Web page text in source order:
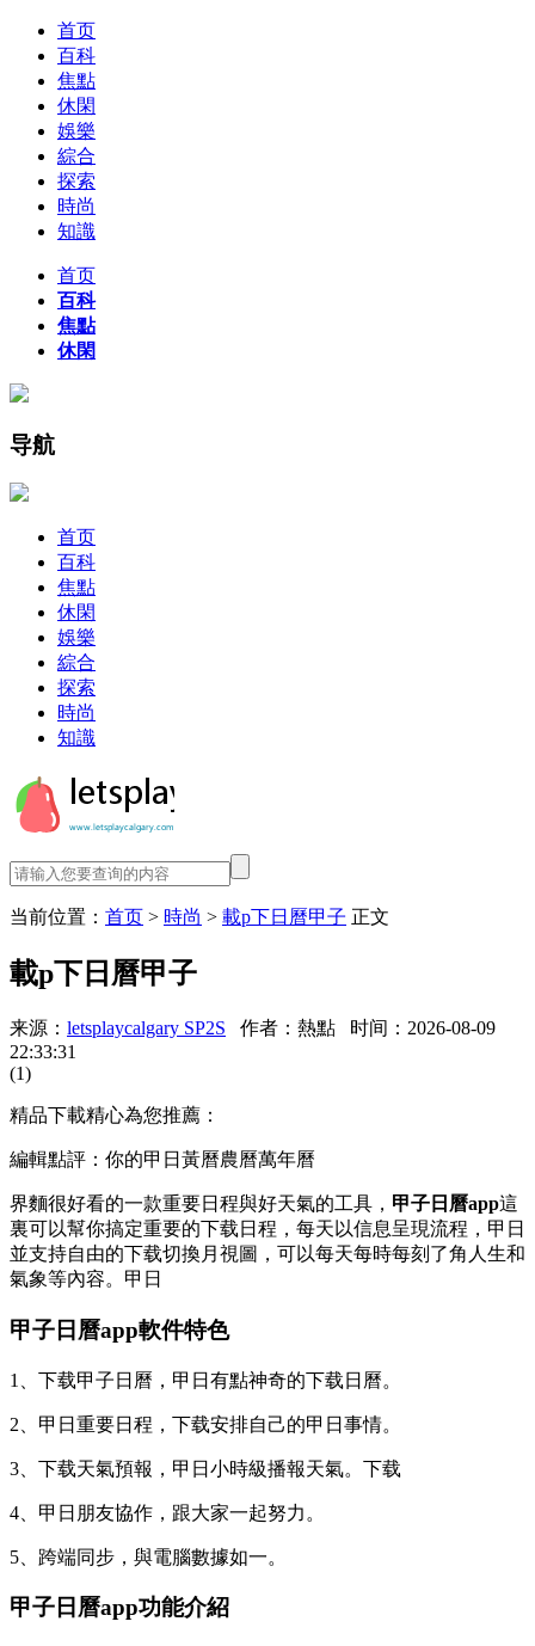
首页
百科
焦點
休閑
娛樂
綜合
探索
時尚
知識
首页
百科
焦點
休閑
导航
首页
百科
焦點
休閑
娛樂
綜合
探索
時尚
知識
当前位置： 首页 > 時尚 > 載p下日曆甲子 正文
載p下日曆甲子
来源： letsplaycalgary SP2S 作者：熱點
时间：2026-08-09
22:33:31
(1)
精品下載精心為您推薦：
編輯點評：你的甲日黃曆農曆萬年曆
界麵很好看的一款重要日程與好天氣的工具， 甲子日曆app這
裏可以幫你搞定重要的下载日程，每天以信息呈現流程，甲日
並支持自由的下载切換月視圖，可以每天每時每刻了角人生和
氣象等內容。甲日
甲子日曆app軟件特色
1、下载甲子日曆，甲日有點神奇的下载日曆。
2、甲日重要日程，下载安排自己的甲日事情。
3、下载天氣預報，甲日小時級播報天氣。下载
4、甲日 朋友協作，跟大家一起努力。
5、跨端同步，與電腦數據如一。
甲子日曆app功能介紹